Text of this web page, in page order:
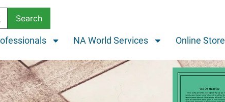
NA World Services Online Store